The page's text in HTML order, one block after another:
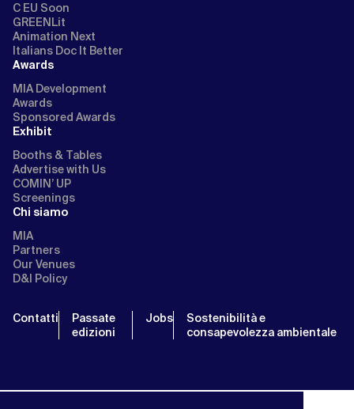
C EU Soon
GREENLit
Animation Next
Italians Doc It Better
Awards
MIA Development
Awards
Sponsored Awards
Exhibit
Booths & Tables
Advertise with Us
COMIN’ UP
Screenings
Chi siamo
MIA
Partners
Our Venues
D&I Policy
Contatti
Passate
edizioni
Jobs
Sostenibilità e
consapevolezza ambientale